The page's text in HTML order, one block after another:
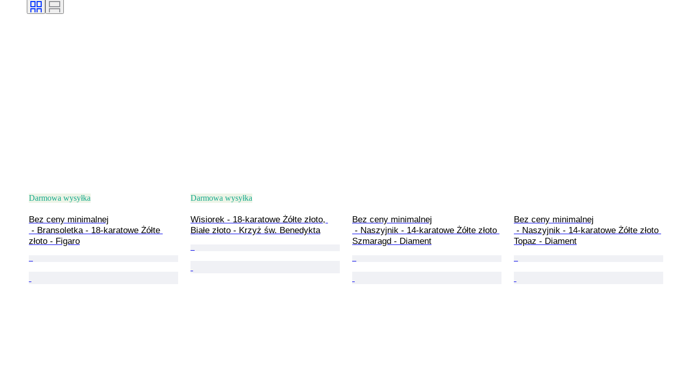
Darmowa wysyłka
Bez ceny minimalnej
złoto - Figaro
Darmowa wysyłka
Wisiorek - 18-karatowe Żółte złoto,
Białe złoto - Krzyż św. Benedykta
Bez ceny minimalnej
Szmaragd - Diament
Bez ceny minimalnej
Topaz - Diament